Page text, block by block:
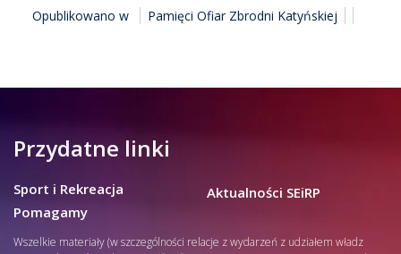
WPISUOpublikowano w Pamięci Ofiar Zbrodni Katyńskiej
Przydatne linki
Sport i Rekreacja
Pomagamy
Aktualności SEiRP
Wszelkie materiały (w szczególności relacje z wydarzeń z udziałem władz